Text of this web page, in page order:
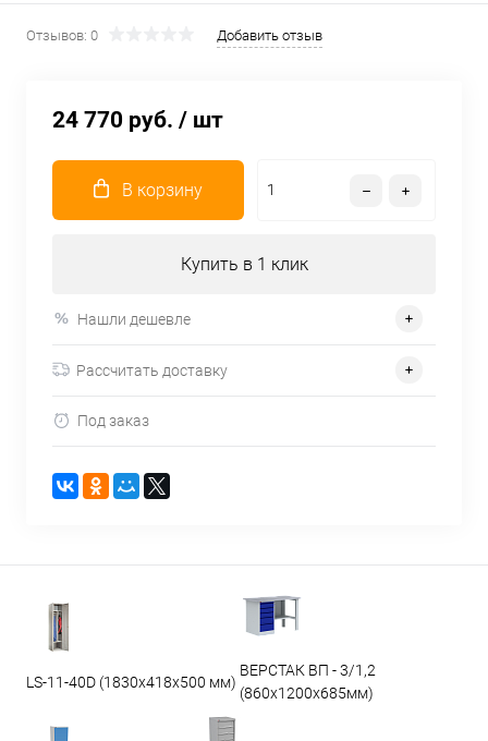
Отзывов: 0 Добавить отзыв
24 770 руб. / шт
В корзину
Купить в 1 клик
Нашли дешевле
Рассчитать доставку
Под заказ
LS-11-40D (1830x418x500 мм)
ВЕРСТАК ВП - 3/1,2
(860х1200х685мм)